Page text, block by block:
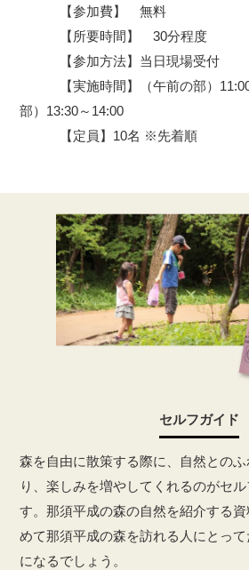
【参加費】 無料
【所要時間】 30分程度
【参加方法】当日現場受付
【実施時間】（午前の部）11:00
部）13:30～14:00
【定員】10名 ※先着順
セルフガイド
森を自由に散策する際に、自然との
り、楽しみを増やしてくれるのがセ
す。那須平成の森の自然を紹介する
めて那須平成の森を訪れる人にとっ
になるでしょう。